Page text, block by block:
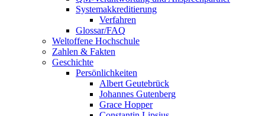
Systemakkreditierung
Verfahren
Glossar/FAQ
Weltoffene Hochschule
Zahlen & Fakten
Geschichte
Persönlichkeiten
Albert Geutebrück
Johannes Gutenberg
Grace Hopper